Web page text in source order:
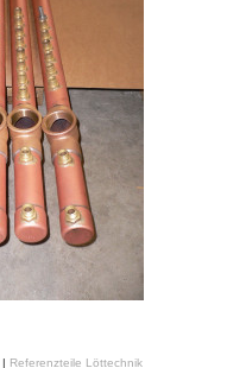
| Referenzteile Löttechnik